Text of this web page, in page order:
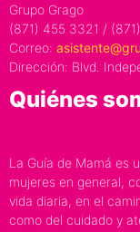
Grupo Grago
(871) 455 3321 /
Correo:
Dirección: Blvd.
Quiénes
La Guía de Mamá es
mujeres en general,
vida diaria, en el
como del cuidado y